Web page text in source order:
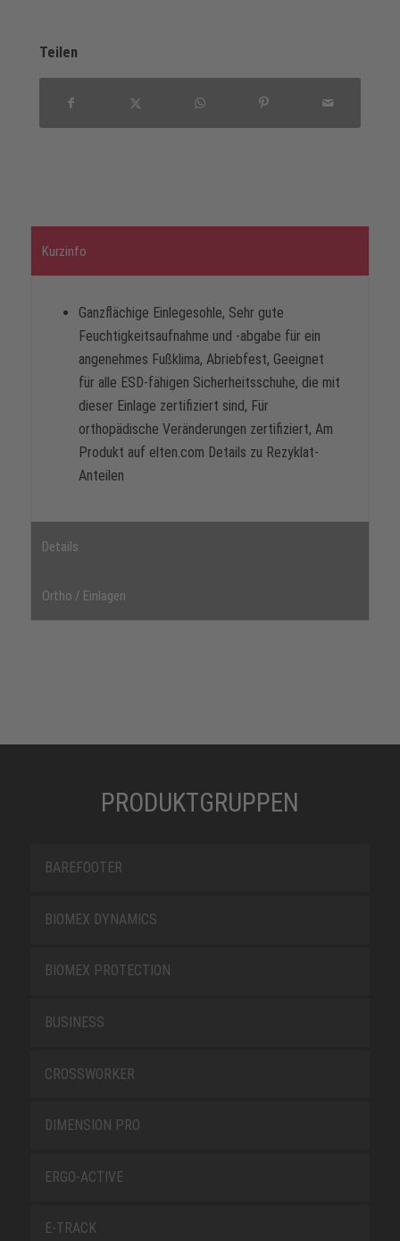
Teilen
Kurzinfo
Ganzflächige Einlegesohle, Sehr gute
Feuchtigkeitsaufnahme und -abgabe für ein
angenehmes Fußklima, Abriebfest, Geeignet
für alle ESD-fähigen Sicherheitsschuhe, die mit
dieser Einlage zertifiziert sind, Für
orthopädische Veränderungen zertifiziert, Am
Produkt auf elten.com Details zu Rezyklat-
Anteilen
Details
Ortho / Einlagen
PRODUKTGRUPPEN
BAREFOOTER
BIOMEX DYNAMICS
BIOMEX PROTECTION
BUSINESS
CROSSWORKER
DIMENSION PRO
ERGO-ACTIVE
E-TRACK